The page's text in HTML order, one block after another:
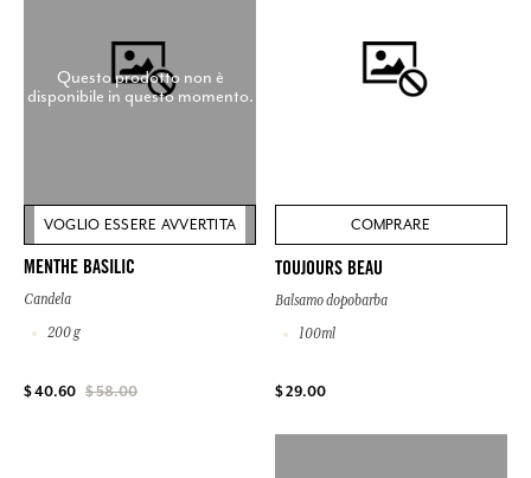
Questo prodotto non è
disponibile in questo momento.
VOGLIO ESSERE AVVERTITA
MENTHE BASILIC
Candela
200 g
$ 40.60 $ 58.00
COMPRARE
TOUJOURS BEAU
Balsamo dopobarba
100ml
$ 29.00